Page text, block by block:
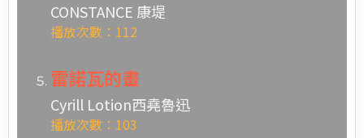
CONSTANCE 康堤
播放次數：112
雷諾瓦的畫
Cyrill Lotion西堯魯迅
播放次數：103